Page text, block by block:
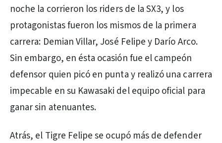
noche la corrieron los riders de la SX3, y los
protagonistas fueron los mismos de la primera
carrera: Demian Villar, José Felipe y Darío Arco.
Sin embargo, en ésta ocasión fue el campeón
defensor quien picó en punta y realizó una carrera
impecable en su Kawasaki del equipo oficial para
ganar sin atenuantes.
Atrás, el Tigre Felipe se ocupó más de defender